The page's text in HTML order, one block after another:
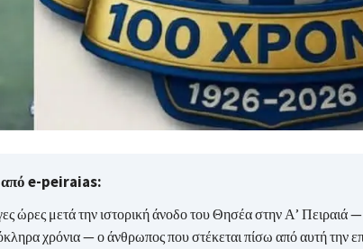
e-peiraias:
ώρες μετά την ιστορική άνοδο του Θησέα στην Α’ Πειραιά
χρόνια — ο άνθρωπος που στέκεται πίσω από αυτή την